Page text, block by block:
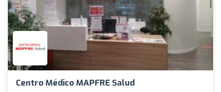
Centro Médico MAPFRE Salud